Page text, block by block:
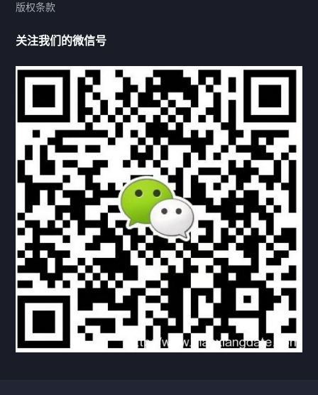
热门标签
机构链接
联系方式 关于我们
下载与支持
资料下载 视频中心
常见问题
购买流程 版权条款
北京乾行捷通荣获阿里巴巴国际站多项年度荣誉，持续引
领ICT与AI行业发展
2025/12/22 524 新闻中心 信创服务器国产服务器
版权条款
关注我们的微信号